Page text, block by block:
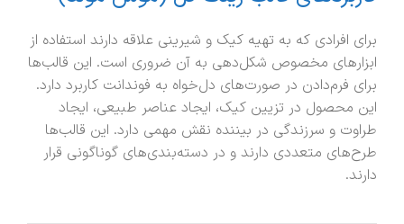
برای افرادی که به تهیه کیک و شیرینی علاقه دارند استفاده از
ابزارهای مخصوص شکل‌دهی به آن ضروری است. این قالب‌ها
برای فرم‌دادن در صورت‌های دل‌خواه به فوندانت کاربرد دارد.
این محصول در تزیین کیک، ایجاد عناصر طبیعی، ایجاد
طراوت و سرزندگی در بیننده نقش مهمی دارد. این قالب‌ها
طرح‌های متعددی دارند و در دسته‌بندی‌های گوناگونی قرار
دارند.